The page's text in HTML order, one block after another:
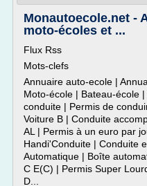
Monautoecole.net -
moto-écoles et ...
Flux Rss
Mots-clefs
Annuaire auto-ecole |
Moto-école | Bateau-école
conduite | Permis de
Voiture B | Conduite
AL | Permis à un euro par
Handi'Conduite | Conduite
Automatique | Boîte
C E(C) | Permis Super
D...